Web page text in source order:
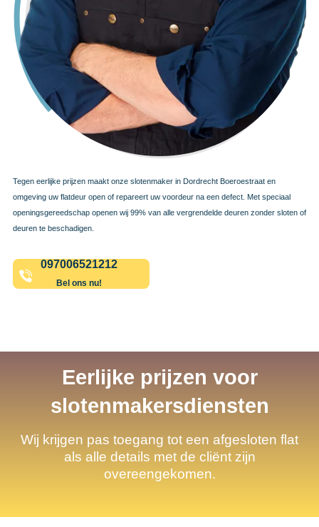
Tegen eerlijke prijzen maakt onze slotenmaker in Dordrecht Boeroestraat en
omgeving uw flatdeur open of repareert uw voordeur na een defect. Met speciaal
openingsgereedschap openen wij 99% van alle vergrendelde deuren zonder sloten of
deuren te beschadigen.
097006521212
Bel ons nu!
Eerlijke prijzen voor
slotenmakersdiensten
Wij krijgen pas toegang tot een afgesloten flat
als alle details met de cliënt zijn
overeengekomen.